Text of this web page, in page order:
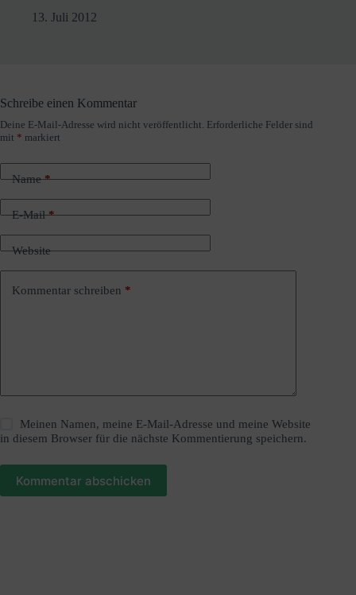
13. Juli 2012
Schreibe einen Kommentar
Deine E-Mail-Adresse wird nicht veröffentlicht. Erforderliche Felder sind
mit * markiert
Name*
E-Mail*
Website
Kommentar schreiben *
Meinen Namen, meine E-Mail-Adresse und meine Website
in diesem Browser für die nächste Kommentierung speichern.
Kommentar abschicken
A
l
r
n
a
v
e